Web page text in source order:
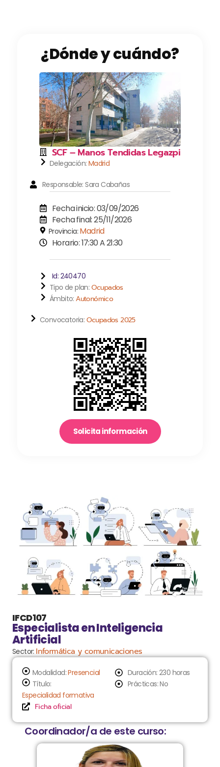
¿Dónde y cuándo?
SCF – Manos Tendidas Legazpi
Delegación: Madrid
Responsable: Sara Cabañas
Fecha inicio: 03/09/2026
Fecha final: 25/11/2026
Provincia: Madrid
Horario: 17:30 A 21:30
Id: 240470
Tipo de plan: Ocupados
Ámbito:Autonómico
Convocatoria: Ocupados 2025
Solicita información
IFCD107
Especialista en Inteligencia
Artificial
Sector: Informática y comunicaciones
Modalidad:Presencial
Título:
Especialidad formativa
Ficha oficial
Duración: 230 horas
Prácticas: No
Coordinador/a de este curso: